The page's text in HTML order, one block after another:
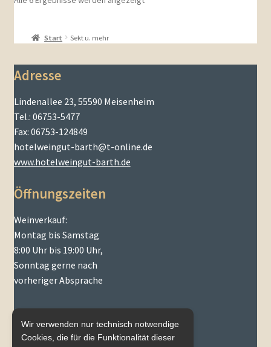
Start Sekt u. mehr
Adresse
Lindenallee 23, 55590 Meisenheim
Tel.: 06753-5477
Fax: 06753-124849
hotelweingut-barth@t-online.de
www.hotelweingut-barth.de
Öffnungszeiten
Weinverkauf:
Montag bis Samstag
8:00 Uhr bis 19:00 Uhr,
Sonntag gerne nach
vorheriger Absprache
Wir verwenden nur technisch notwendige
Cookies, die für die Funktionalität dieser